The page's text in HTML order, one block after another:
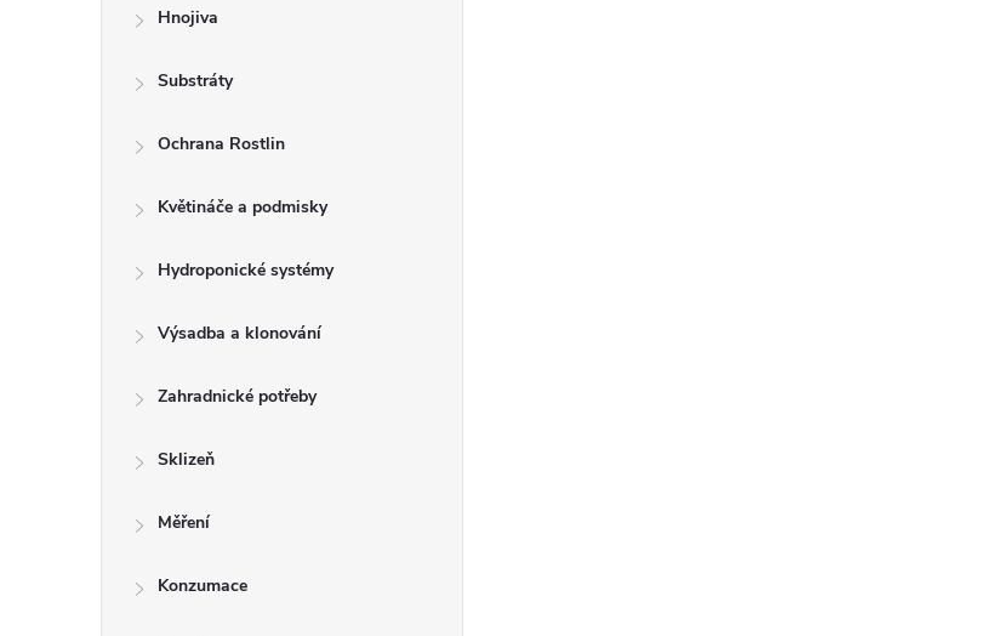
Hnojiva
Substráty
Ochrana Rostlin
Květináče a podmisky
Hydroponické systémy
Výsadba a klonování
Zahradnické potřeby
Sklizeň
Měření
Konzumace